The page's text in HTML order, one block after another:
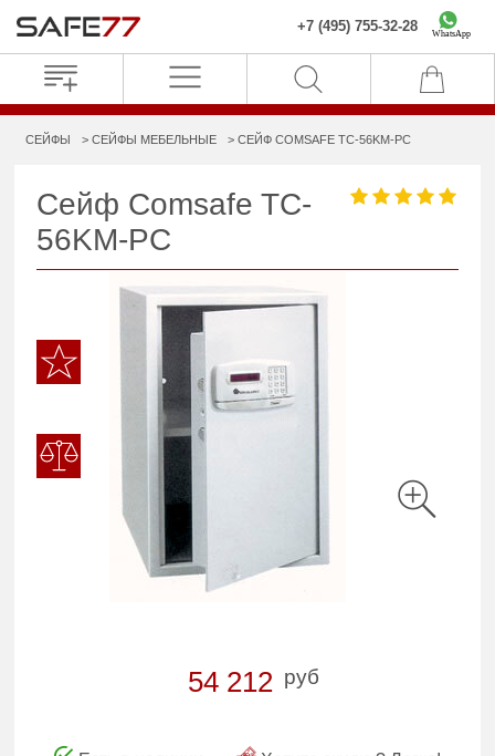
+7 (495) 755-32-28 WhatsApp
СЕЙФЫ СЕЙФЫ МЕБЕЛЬНЫЕ СЕЙФ COMSAFE TC-56KM-PC
Сейф Comsafe TC-
56KM-PC
54 212 руб